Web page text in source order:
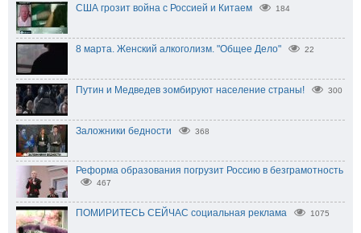
США грозит война с Россией и Китаем 184
8 марта. Женский алкоголизм. "Общее Дело" 22
Путин и Медведев зомбируют население страны! 300
Заложники бедности 368
Реформа образования погрузит Россию в безграмотность
467
ПОМИРИТЕСЬ СЕЙЧАС социальная реклама 1075